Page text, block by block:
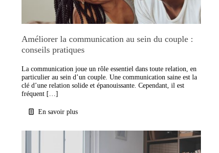
Améliorer la communication au sein du couple :
conseils pratiques
La communication joue un rôle essentiel dans toute relation, en
particulier au sein d’un couple. Une communication saine est la
clé d’une relation solide et épanouissante. Cependant, il est
fréquent […]
En savoir plus